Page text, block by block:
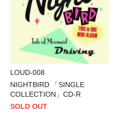
LOUD-008
NIGHTBIRD 「SINGLE
COLLECTION」CD-R
SOLD OUT